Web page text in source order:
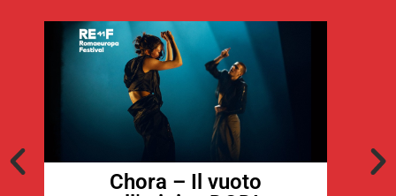
Chora – Il vuoto